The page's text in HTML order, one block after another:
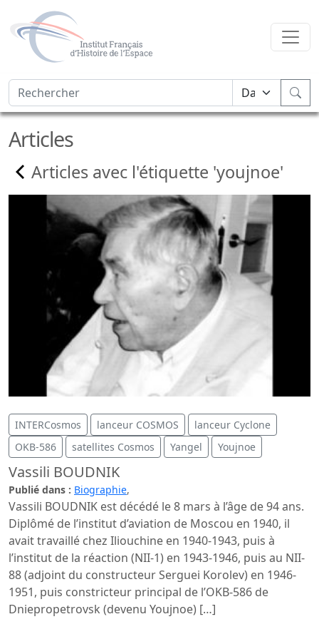
Articles
Articles avec l'étiquette 'youjnoe'
INTERCosmos lanceur COSMOS
lanceur Cyclone
OKB-586
satellites Cosmos Yangel Youjnoe
Vassili BOUDNIK
Publié dans : Biographie,
Vassili BOUDNIK est décédé le 8 mars à l’âge de 94 ans.
Diplômé de l’institut d’aviation de Moscou en 1940, il
avait travaillé chez Iliouchine en 1940-1943, puis à
l’institut de la réaction (NII-1) en 1943-1946, puis au NII-
88 (adjoint du constructeur Serguei Korolev) en 1946-
1951, puis constricteur principal de l’OKB-586 de
Dniepropetrovsk (devenu Youjnoe) […]